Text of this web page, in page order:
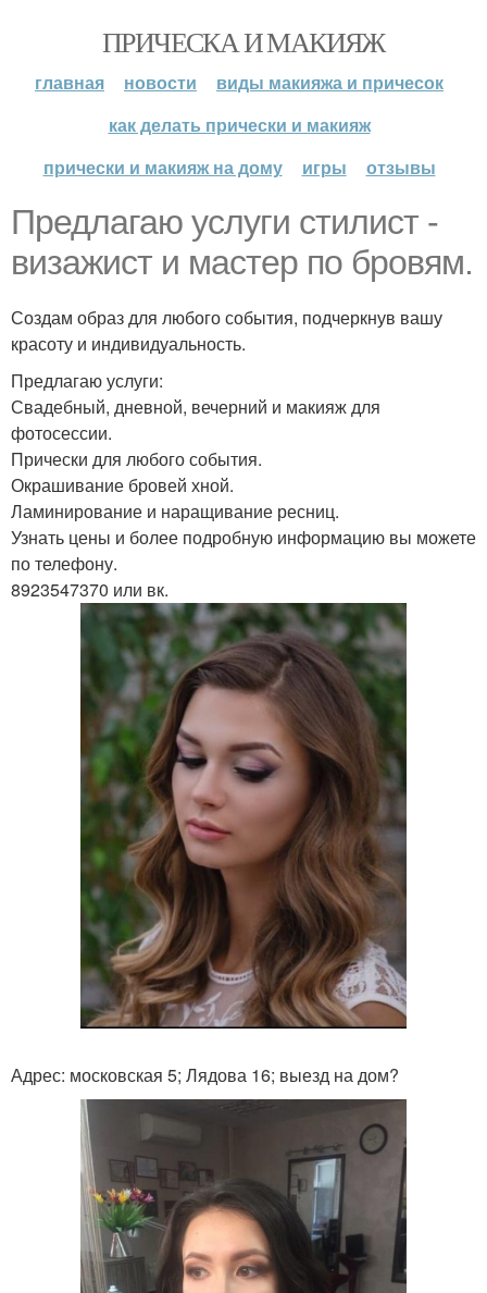
ПРИЧЕСКА И МАКИЯЖ
главная новости
виды макияжа и причесок
как делать прически и макияж
прически и макияж на дому
игры отзывы
Предлагаю услуги стилист -
визажист и мастер по бровям.
Создам образ для любого события, подчеркнув вашу
красоту и индивидуальность.
Предлагаю услуги:
Свадебный, дневной, вечерний и макияж для
фотосессии.
Прически для любого события.
Окрашивание бровей хной.
Ламинирование и наращивание ресниц.
Узнать цены и более подробную информацию вы можете
по телефону.
8923547370 или вк.
Адрес: московская 5; Лядова 16; выезд на дом?